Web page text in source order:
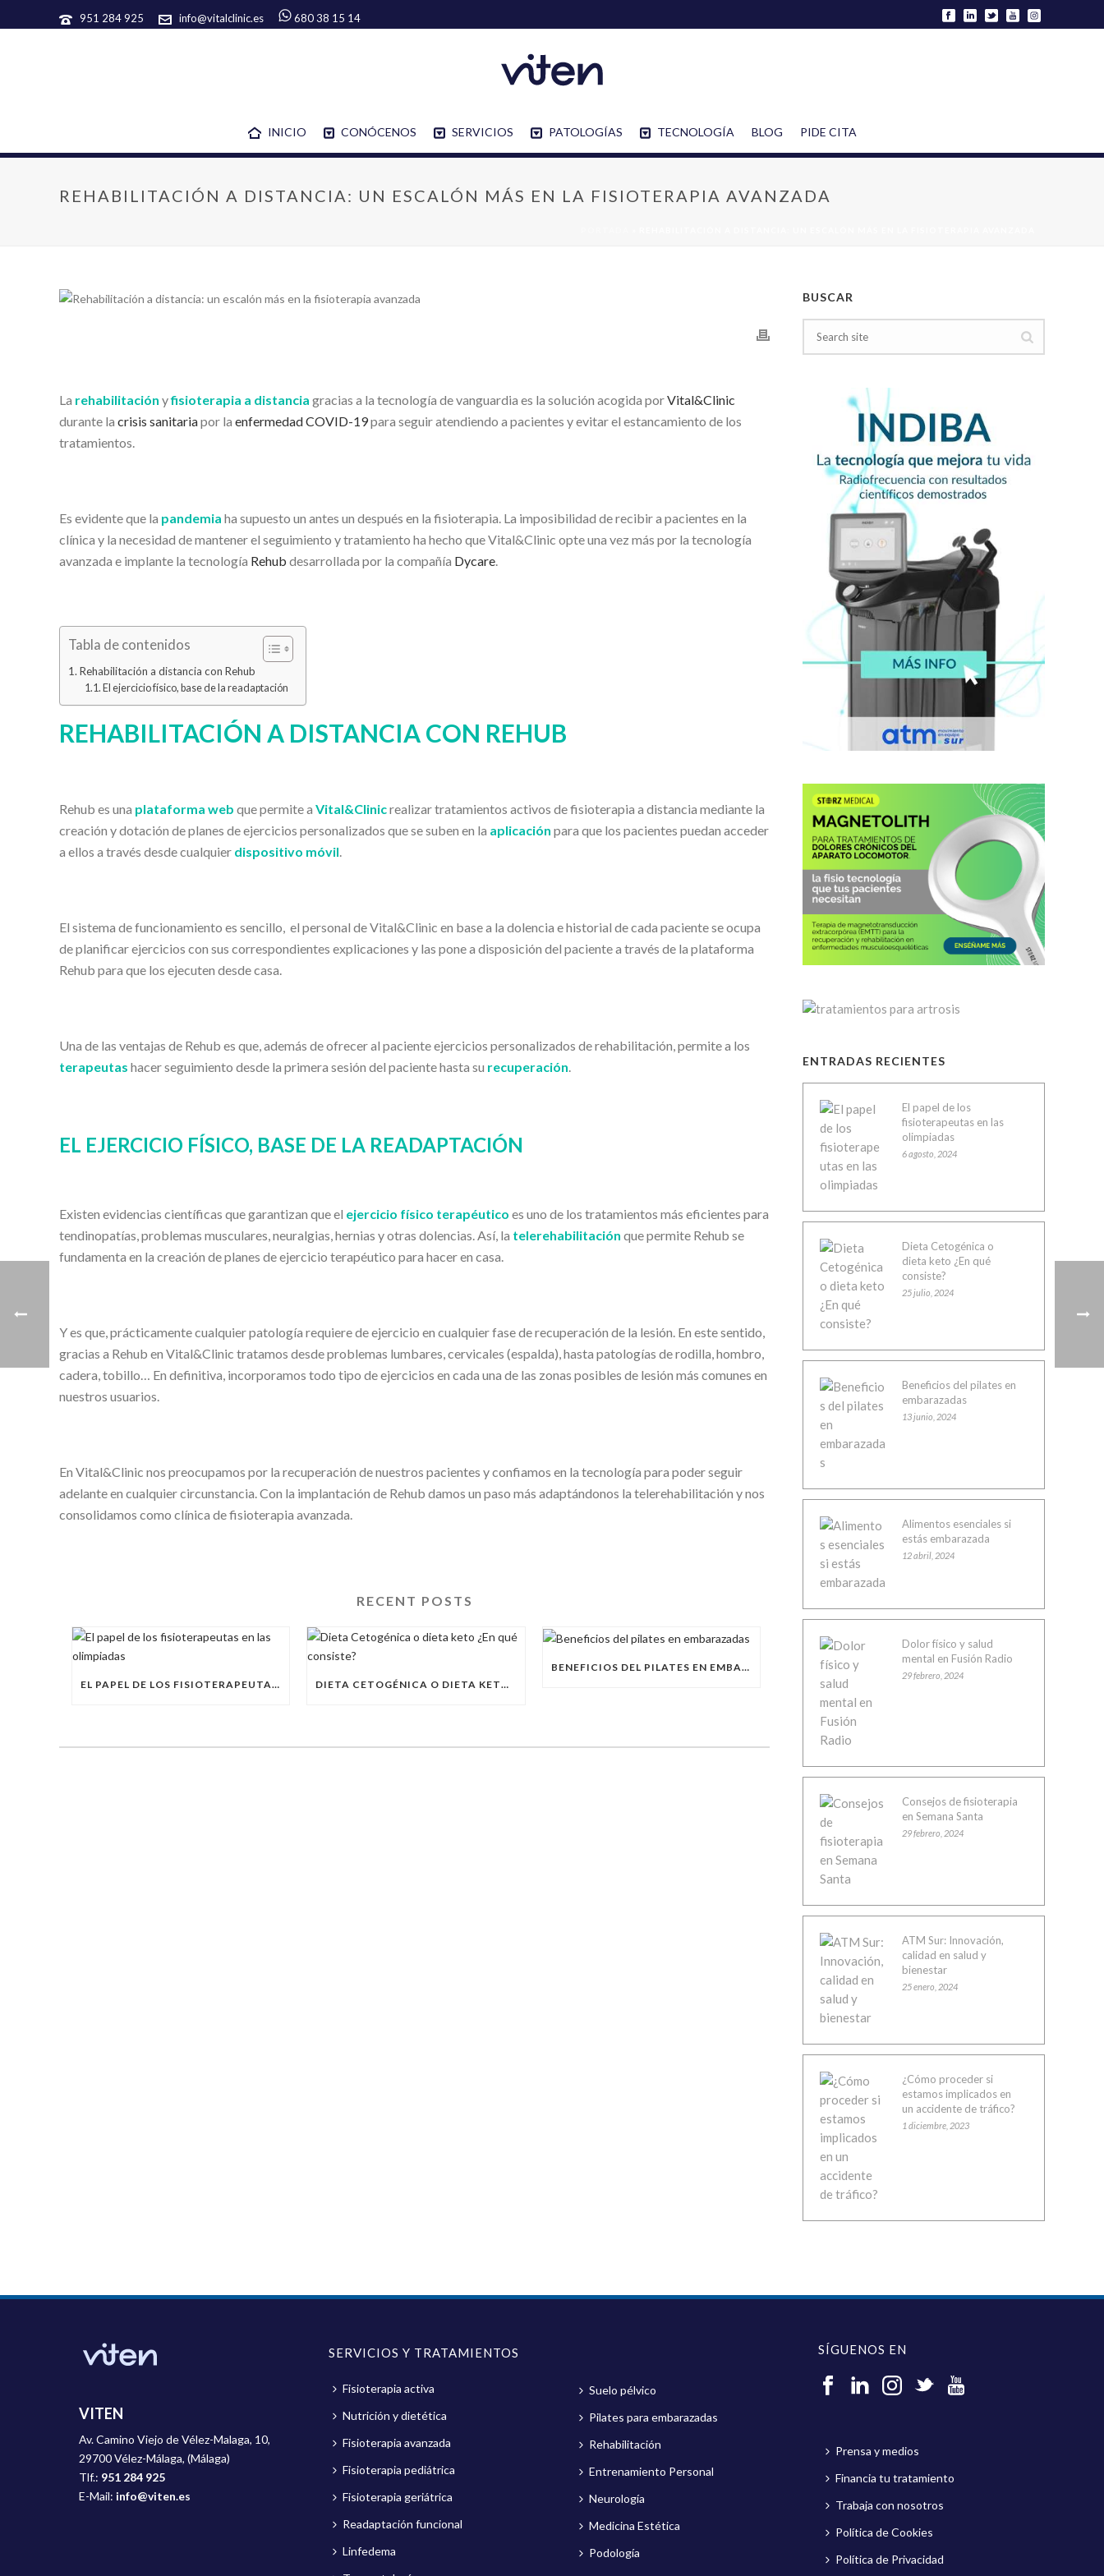
951 284 925 info@vitalclinic.es 680 38 15 14
INICIO CONÓCENOS SERVICIOS PATOLOGÍAS TECNOLOGÍA BLOG PIDE CITA
REHABILITACIÓN A DISTANCIA: UN ESCALÓN MÁS EN LA FISIOTERAPIA AVANZADA
La rehabilitación yfisioterapia a distancia gracias a la tecnología de vanguardia es la solución acogida porVital&Clinic
durante la crisis sanitariapor la enfermedad COVID-19para seguir atendiendo a pacientes y evitar el estancamiento de los
tratamientos.
Es evidente que la pandemia ha supuesto un antes un después en la fisioterapia. La imposibilidad de recibir a pacientes en la
clínica y la necesidad de mantener el seguimiento y tratamiento ha hecho que Vital&Clinic opte una vez más por la tecnología
avanzada e implante la tecnología Rehub desarrollada por la compañía Dycare.
Tabla de contenidos
Rehabilitación a distancia con Rehub
El ejercicio físico, base de la readaptación
REHABILITACIÓN A DISTANCIA CON REHUB
Rehub es una plataforma web que permite a Vital&Clinicrealizar tratamientos activos de fisioterapia a distancia mediante la
creación y dotación de planes de ejercicios personalizados que se suben en la aplicación para que los pacientes puedan acceder
a ellos a través desde cualquier dispositivo móvil.
El sistema de funcionamiento es sencillo, el personal de Vital&Clinic en base a la dolencia e historial de cada paciente se ocupa
de planificar ejercicios con sus correspondientes explicaciones y las pone a disposición del paciente a través de la plataforma
Rehub para que los ejecuten desde casa.
Una de las ventajas de Rehub es que, además de ofrecer al paciente ejercicios personalizados de rehabilitación, permite a los
terapeutas hacer seguimiento desde la primera sesión del paciente hasta su recuperación.
EL EJERCICIO FÍSICO, BASE DE LA READAPTACIÓN
Existen evidencias científicas que garantizan que el ejercicio físico terapéutico es uno de los tratamientos más eficientes para
tendinopatías, problemas musculares, neuralgias, hernias y otras dolencias. Así, la telerehabilitación que permite Rehub se
fundamenta en la creación de planes de ejercicio terapéutico para hacer en casa.
Y es que, prácticamente cualquier patología requiere de ejercicio en cualquier fase de recuperación de la lesión. En este sentido,
gracias a Rehub en Vital&Clinic tratamos desde problemas lumbares, cervicales (espalda), hasta patologías de rodilla, hombro,
cadera, tobillo… En definitiva, incorporamos todo tipo de ejercicios en cada una de las zonas posibles de lesión más comunes en
nuestros usuarios.
En Vital&Clinic nos preocupamos por la recuperación de nuestros pacientes y confiamos en la tecnología para poder seguir
adelante en cualquier circunstancia. Con la implantación de Rehub damos un paso más adaptándonos la telerehabilitación y nos
consolidamos como clínica de fisioterapia avanzada.
RECENT POSTS
EL PAPEL DE LOS FISIOTERAPEUTAS EN LAS OLIMPIADAS DIETA CETOGÉNICA O DIETA KETO ¿EN QUÉ CONSISTE?
BENEFICIOS DEL PILATES EN EMBARAZADAS
BUSCAR
ENTRADAS RECIENTES
El papel de los
fisioterapeutas en las
olimpiadas
6 agosto, 2024
Dieta Cetogénica o
dieta keto ¿En qué
consiste?
25 julio, 2024
Beneficios del pilates en
embarazadas
13 junio, 2024
Alimentos esenciales si
estás embarazada
12 abril, 2024
Dolor físico y salud
mental en Fusión Radio
29 febrero, 2024
Consejos de fisioterapia
en Semana Santa
29 febrero, 2024
ATM Sur: Innovación,
calidad en salud y
bienestar
25 enero, 2024
¿Cómo proceder si
estamos implicados en
un accidente de tráfico?
1 diciembre, 2023
VITEN
Av. Camino Viejo de Vélez-Malaga, 10,
29700 Vélez-Málaga, (Málaga)
Tlf.: 951 284 925
E-Mail: info@viten.es
SERVICIOS Y TRATAMIENTOS
Fisioterapia activa
Nutrición y dietética
Fisioterapia avanzada
Fisioterapia pediátrica
Fisioterapia geriátrica
Readaptación funcional
Linfedema
Suelo pélvico
Pilates para embarazadas
Rehabilitación
Entrenamiento Personal
Neurología
Medicina Estética
Podología
SÍGUENOS EN
Prensa y medios
Financia tu tratamiento
Trabaja con nosotros
Política de Cookies
Política de Privacidad